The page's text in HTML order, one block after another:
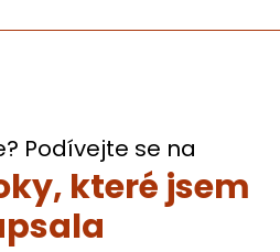
Podívejte se na
které jsem